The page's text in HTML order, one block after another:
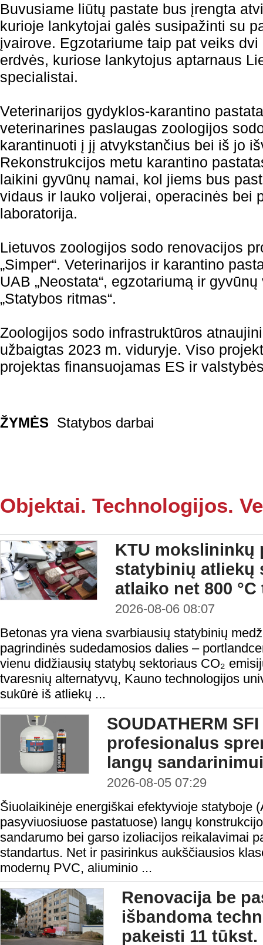
Buvusiame liūtų pastate bus įrengta
kurioje lankytojai galės susipažinti su
įvairove. Egzotariume taip pat veiks
erdvės, kuriose lankytojus aptarnaus
specialistai.
Veterinarijos gydyklos-karantino
veterinarines paslaugas zoologijos
karantinuoti į jį atvykstančius bei iš jo
Rekonstrukcijos metu karantino
laikini gyvūnų namai, kol jiems bus
vidaus ir lauko voljerai, operacinės bei
laboratorija.
Lietuvos zoologijos sodo renovacijos
„Simper“. Veterinarijos ir karantino
UAB „Neostata“, egzotariumą ir
„Statybos ritmas“.
Zoologijos sodo infrastruktūros
užbaigtas 2023 m. viduryje. Viso
projektas finansuojamas ES ir
ŽYMĖS Statybos darbai
Objektai. Technologijos.
KTU mokslininkų
statybinių atliekų
atlaiko net 800
2026-08-06 08:07
Betonas yra viena svarbiausių statybinių
pagrindinės sudedamosios dalies –
vienu didžiausių statybų sektoriaus CO₂
tvaresnių alternatyvų, Kauno technologijos
sukūrė iš atliekų ...
SOUDATHERM
profesionalus
langų
2026-08-05 07:29
Šiuolaikinėje energiškai efektyvioje statyboje
pasyviuosiuose pastatuose) langų
sandarumo bei garso izoliacijos reikalavimai
standartus. Net ir pasirinkus aukščiausios
modernų PVC, aliuminio ...
Renovacija be
išbandoma
pakeisti 11